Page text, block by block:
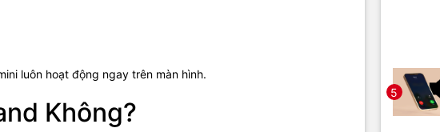
luôn hoạt động ngay trên màn hình.
Không?
5